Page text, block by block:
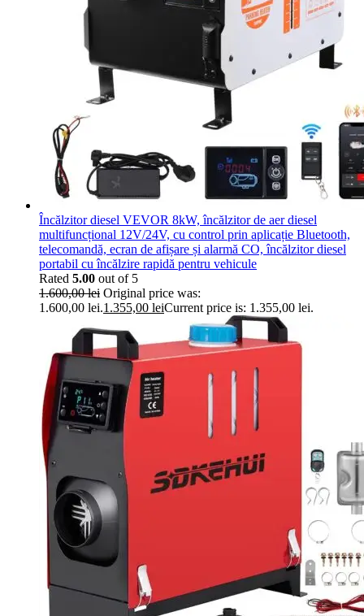
Încălzitor diesel VEVOR 8kW, încălzitor de aer diesel
multifuncțional 12V/24V, cu control prin aplicație Bluetooth,
telecomandă, ecran de afișare și alarmă CO, încălzitor diesel
portabil cu încălzire rapidă pentru vehicule
Rated 5.00 out of 5
1.600,00lei Original price was:
1.600,00 lei.1.355,00 leiCurrent price is: 1.355,00 lei.